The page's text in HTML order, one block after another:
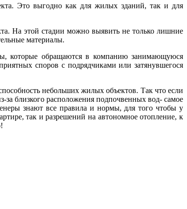
Это выгодно как для жилых зданий, так и для
На этой стадии можно выявить не только лишние
материалы.
которые обращаются в компанию занимающуюся
споров с подрядчиками или затянувшегося
небольших жилых объектов. Так что если
за близкого расположения подпочвенных вод- самое
знают все правила и нормы, для того чтобы у
так и разрешений на автономное отопление, к